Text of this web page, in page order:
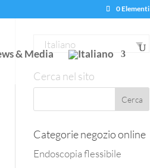
0 Elementi
& Media
Italiano
Cerca nel sito
Categorie negozio online
Endoscopia flessibile